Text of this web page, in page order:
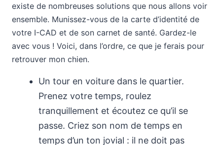
existe de nombreuses solutions que nous allons voir
ensemble. Munissez-vous de la carte d’identité de
votre I-CAD et de son carnet de santé. Gardez-le
avec vous ! Voici, dans l’ordre, ce que je ferais pour
retrouver mon chien.
Un tour en voiture dans le quartier.
Prenez votre temps, roulez
tranquillement et écoutez ce qu’il se
passe. Criez son nom de temps en
temps d’un ton jovial : il ne doit pas